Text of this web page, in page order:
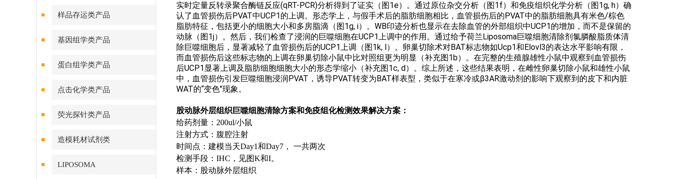
样品存运类产品
基因组学类产品
蛋白组学类产品
点击化学类产品
荧光探针类产品
造模耗材试剂类
LIPOSOMA
实时定量反转录聚合酶链反应(qRT-PCR)分析得到了证实（图1e）。通过原位杂交分析（图1f）和免疫组织化学分析（图1g, h）确
认了血管损伤后PVAT中UCP1的上调。形态学上，与假手术后的脂肪细胞相比，血管损伤后的PVAT中的脂肪细胞具有米色/棕色
脂肪特征，包括更小的细胞大小和多房脂滴（图1g, i）。WB印迹分析也显示在去除血管的外部组织中UCP1的增加，而不是保留的
动脉（图1j）。然后，我们检查了浸润的巨噬细胞在UCP1上调中的作用。通过给予荷兰Liposoma巨噬细胞清除剂氯膦酸脂质体清
除巨噬细胞后，显著减轻了血管损伤后的UCP1上调（图1k, l）。卵巢切除术对BAT标志物如Ucp1和Elovl3的表达水平影响有限，
而血管损伤后这些标志物的上调在卵巢切除小鼠中比对照组更为明显（补充图1b）。在完整的生殖腺雄性小鼠中观察到血管损伤
后UCP1显著上调及脂肪细胞细胞大小的形态学缩小（补充图1c, d）。综上所述，这些结果表明，在雌性卵巢切除小鼠和雄性小鼠
中，血管损伤引发巨噬细胞浸润PVAT，诱导PVAT转变为BAT样表型，类似于在寒冷或β3AR激动剂的影响下观察到的皮下和内脏
WAT的“变色"现象。
股动脉外层组织巨噬细胞清除方案和免疫组化检测效果解决方案：
给药剂量：200ul/小鼠
注射方式：腹腔注射
时间点：建模当天Day1和Day7， 一共两次
检测手段：IHC，见图K和I。
样本：股动脉外层组织